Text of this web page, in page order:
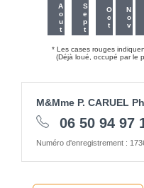
Aout Sept Oct Nov
* Les cases rouges
(Déjà loué, occupé par le
M&Mme P. CARUEL
06 50 94 97
Numéro d'enregistrement :